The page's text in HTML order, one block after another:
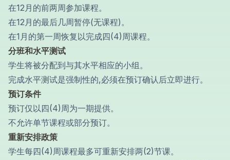
在12月的前两周参加课程。
在12月的最后几周暂停(无课程)。
在1月的第一周恢复以完成四(4)周课程。
分班和水平测试
学生将被分配到与其水平相应的小组。
完成水平测试是强制性的,必须在预订确认后立即进行。
预订条件
预订仅以四(4)周为一期提供。
不允许单节课程或部分预订。
重新安排政策
学生每四(4)周课程最多可重新安排两(2)节课。